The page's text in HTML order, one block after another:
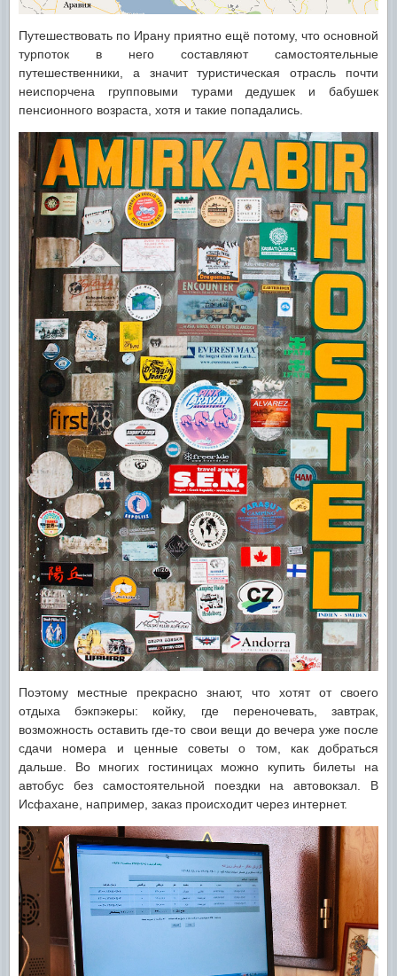
Путешествовать по Ирану приятно ещё потому, что основной
турпоток в него составляют самостоятельные
путешественники, а значит туристическая отрасль почти
неиспорчена групповыми турами дедушек и бабушек
пенсионного возраста, хотя и такие попадались.
Поэтому местные прекрасно знают, что хотят от своего
отдыха бэкпэкеры: койку, где переночевать, завтрак,
возможность оставить где-то свои вещи до вечера уже после
сдачи номера и ценные советы о том, как добраться
дальше. Во многих гостиницах можно купить билеты на
автобус без самостоятельной поездки на автовокзал. В
Исфахане, например, заказ происходит через интернет.